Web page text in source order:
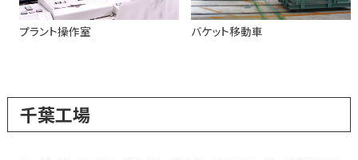
プラント操作室 バケット移動車
千葉工場